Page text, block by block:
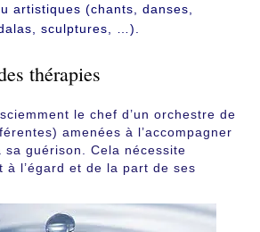
artistiques (chants, danses,
sculptures, …).
thérapies
le chef d’un orchestre de
amenées à l’accompagner
sa guérison. Cela nécessite
à l’égard et de la part de ses